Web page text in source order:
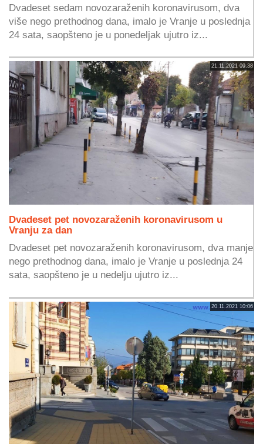
Dvadeset sedam novozaraženih koronavirusom, dva
više nego prethodnog dana, imalo je Vranje u poslednja
24 sata, saopšteno je u ponedeljak ujutro iz...
21.11.2021 09:38
Dvadeset pet novozaraženih koronavirusom u
Vranju za dan
Dvadeset pet novozaraženih koronavirusom, dva manje
nego prethodnog dana, imalo je Vranje u poslednja 24
sata, saopšteno je u nedelju ujutro iz...
20.11.2021 10:06